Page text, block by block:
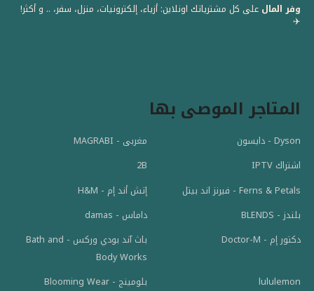
وفر المال على كل مشترياتك اونلاين: أزياء، إلكترونيات، منزل، سفر، .. و أكثر!
✈️
المتاجر الموصى بها
Dyson - دايسون
مغربى - MAGRABI
اشتراك IPTV
2B
Ferns & Petals - فيرنز اند بيتل
إتش أند إم - H&M
بلندز - BLENDS
داماس - damas
دكتور إم - Doctor-M
باث آند بودي وركس - Bath and
Body Works
lululemon
بلومينج - Blooming Wear